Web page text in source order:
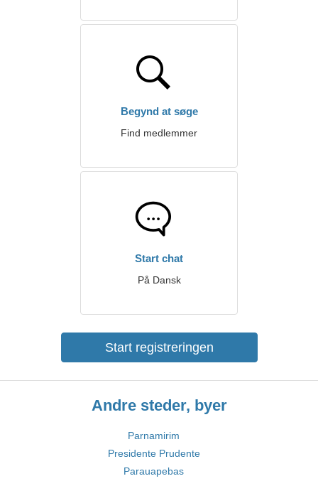
Begynd at søge
Find medlemmer
Start chat
På Dansk
Start registreringen
Andre steder, byer
Parnamirim
Presidente Prudente
Parauapebas